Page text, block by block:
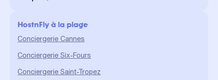
HostnFly à la plage
Conciergerie Cannes
Conciergerie Six-Fours
Conciergerie Saint-Tropez